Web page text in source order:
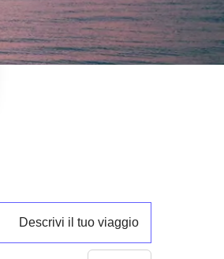
Descrivi il tuo viaggio